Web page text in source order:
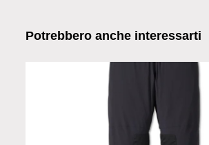
Potrebbero anche interessarti